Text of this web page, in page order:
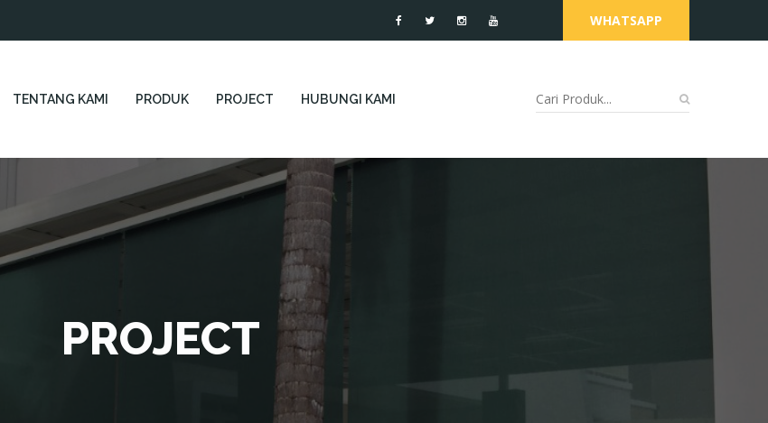
WHATSAPP
TENTANG KAMI PRODUK PROJECT HUBUNGI KAMI
PROJECT